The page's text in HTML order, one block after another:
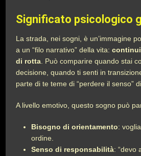
Significato psicologico
La strada, nei sogni, è un’immagine
a un “filo narrativo” della vita:
di rotta . Può comparire quando stai
decisione, quando ti senti in
parte di te teme di “perdere il senso”
A livello emotivo, questo sogno può
Bisogno di orientamento:
ordine.
Senso di responsabilità: “devo